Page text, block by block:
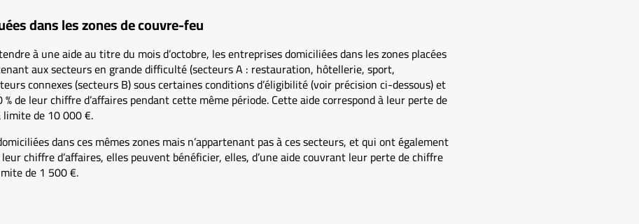
dans les zones de couvre-feu
à une aide au titre du mois d’octobre, les entreprises domiciliées dans les zones placées
aux secteurs en grande difficulté (secteurs A : restauration, hôtellerie, sport,
connexes (secteurs B) sous certaines conditions d’éligibilité (voir précision ci-dessous) et
de leur chiffre d’affaires pendant cette même période. Cette aide correspond à leur perte de
limite de 10 000 €.
dans ces mêmes zones mais n’appartenant pas à ces secteurs, et qui ont également
chiffre d’affaires, elles peuvent bénéficier, elles, d’une aide couvrant leur perte de chiffre
de 1 500 €.